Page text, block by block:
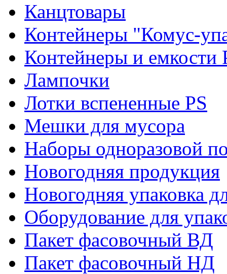
Канцтовары
Контейнеры "Комус-
Контейнеры и емкости
Лампочки
Лотки вспененные PS
Мешки для мусора
Наборы одноразовой
Новогодняя продукция
Новогодняя упаковка
Оборудование для
Пакет фасовочный ВД
Пакет фасовочный НД